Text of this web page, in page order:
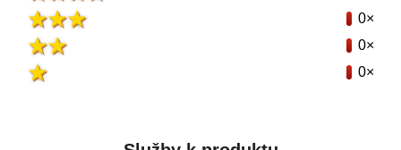
0×
0×
0×